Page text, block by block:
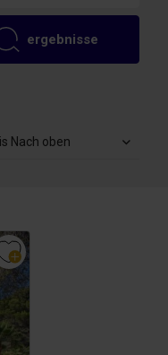
ergebnisse
Nach oben